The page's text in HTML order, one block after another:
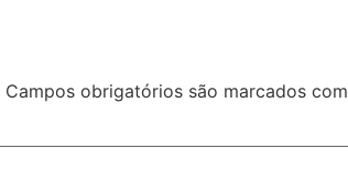
Campos obrigatórios são marcados com